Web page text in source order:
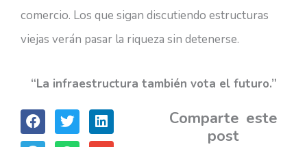
comercio. Los que sigan discutiendo estructuras
viejas verán pasar la riqueza sin detenerse.
“La infraestructura también vota el futuro.”
Comparte este
post